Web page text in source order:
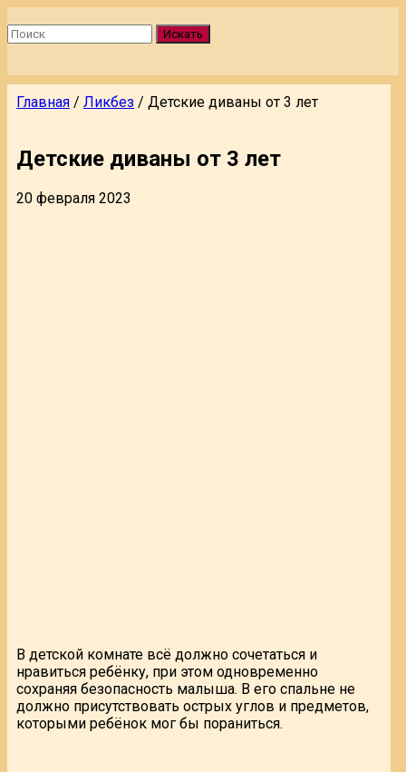
Искать
Главная / Ликбез / Детские диваны от 3 лет
Детские диваны от 3 лет
20 февраля 2023
В детской комнате всё должно сочетаться и
нравиться ребёнку, при этом одновременно
сохраняя безопасность малыша. В его спальне не
должно присутствовать острых углов и предметов,
которыми ребёнок мог бы пораниться.